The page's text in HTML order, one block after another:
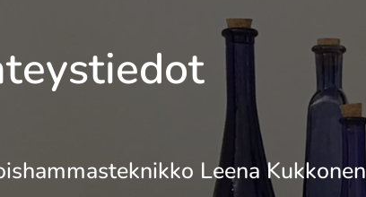
eystiedot
Leena Kukkonen